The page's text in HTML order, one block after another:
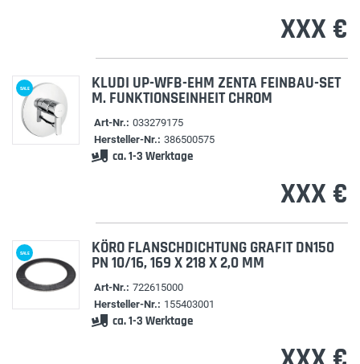
XXX €
SALE KLUDI UP-WFB-EHM ZENTA FEINBAU-SET
M. FUNKTIONSEINHEIT CHROM
Art-Nr.: 033279175
Hersteller-Nr.: 386500575
ca. 1-3 Werktage
XXX €
SALE KÖRO FLANSCHDICHTUNG GRAFIT DN150
PN 10/16, 169 X 218 X 2,0 MM
Art-Nr.: 722615000
Hersteller-Nr.: 155403001
ca. 1-3 Werktage